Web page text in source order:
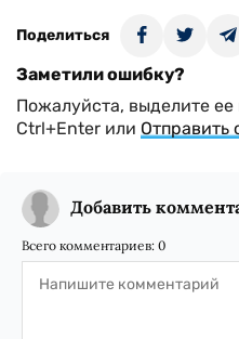
Поделиться
Заметили ошибку?
Пожалуйста, выделите
Ctrl+Enter или Отправить
Добавить
Всего комментариев: 0